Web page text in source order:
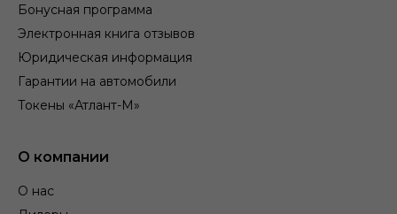
Бонусная программа
Электронная книга отзывов
Юридическая информация
Гарантии на автомобили
Токены «Атлант-М»
О компании
О нас